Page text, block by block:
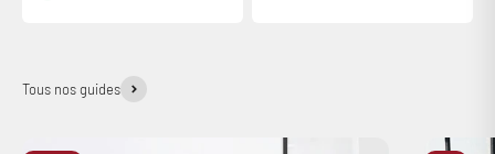
Tous nos guides